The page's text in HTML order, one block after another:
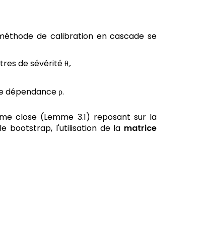
de calibration en cascade se
de sévérité θᵢ.
dépendance ρ.
close (Lemme 3.1) reposant sur la
bootstrap, l'utilisation de la matrice